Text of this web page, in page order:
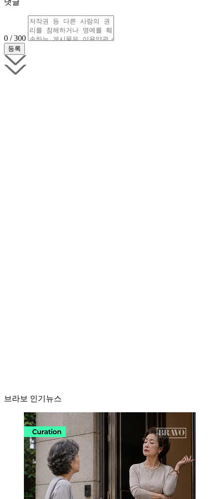
댓글
0 / 300
브라보 인기뉴스